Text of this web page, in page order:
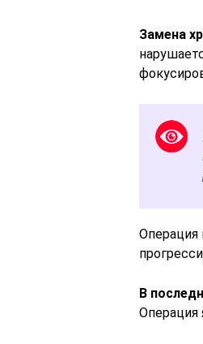
Замена
Операция
В
Операция